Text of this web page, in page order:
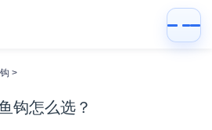
>
钩怎么选？